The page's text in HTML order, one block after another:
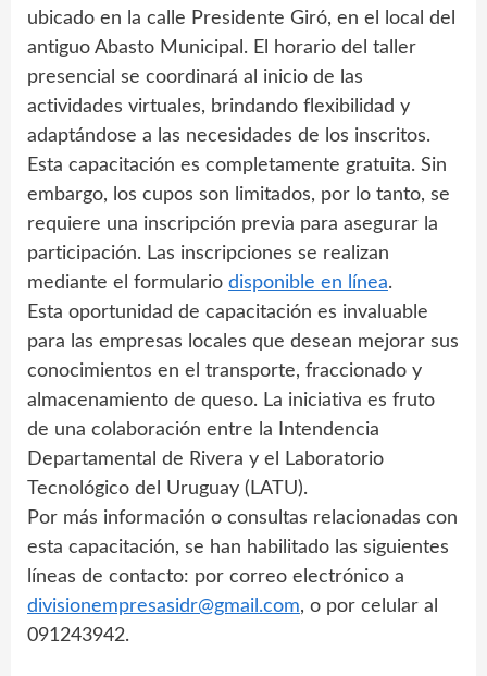
ubicado en la calle Presidente Giró, en el local del
antiguo Abasto Municipal. El horario del taller
presencial se coordinará al inicio de las
actividades virtuales, brindando flexibilidad y
adaptándose a las necesidades de los inscritos.
Esta capacitación es completamente gratuita. Sin
embargo, los cupos son limitados, por lo tanto, se
requiere una inscripción previa para asegurar la
participación. Las inscripciones se realizan
mediante el formulario disponible en línea.
Esta oportunidad de capacitación es invaluable
para las empresas locales que desean mejorar sus
conocimientos en el transporte, fraccionado y
almacenamiento de queso. La iniciativa es fruto
de una colaboración entre la Intendencia
Departamental de Rivera y el Laboratorio
Tecnológico del Uruguay (LATU).
Por más información o consultas relacionadas con
esta capacitación, se han habilitado las siguientes
líneas de contacto: por correo electrónico a
divisionempresasidr@gmail.com, o por celular al
091243942.